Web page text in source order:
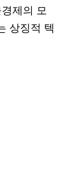
제의 모
상징적 텍